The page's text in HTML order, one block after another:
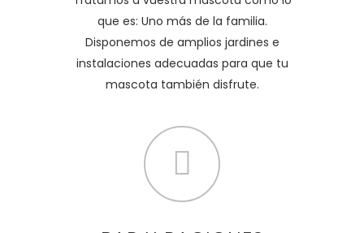
que es: Uno más de la familia.
Disponemos de amplios jardines e
instalaciones adecuadas para que tu
mascota también disfrute.